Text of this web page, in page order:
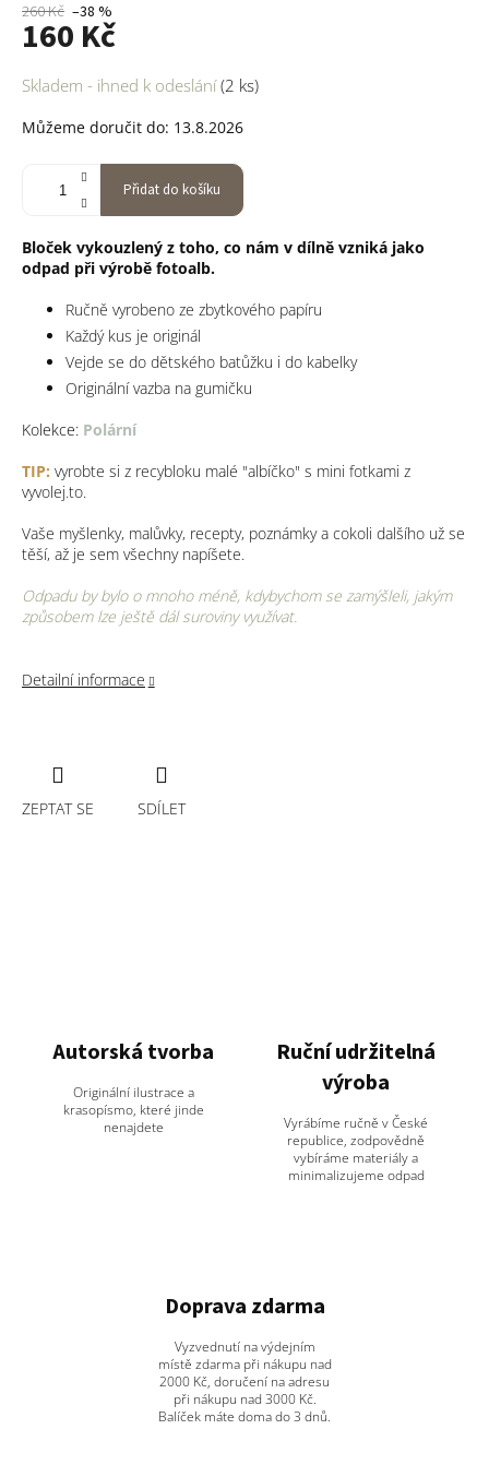
260 Kč –38 %
160 Kč
Měrná
cena:
Skladem - ihned k odeslání(2 ks)
Můžeme doručit do: 13.8.2026
Přidat do košíku
Bloček vykouzlený z toho, co nám v dílně vzniká jako
odpad při výrobě fotoalb.
Ručně vyrobeno ze zbytkového papíru
Každý kus je originál
Vejde se do dětského batůžku i do kabelky
Originální vazba na gumičku
Kolekce: Polární
TIP: vyrobte si z recybloku malé "albíčko" s mini fotkami z
vyvolej.to.
Vaše myšlenky, malůvky, recepty, poznámky a cokoli dalšího už se
těší, až je sem všechny napíšete.
Odpadu by bylo o mnoho méně, kdybychom se zamýšleli, jakým
způsobem lze ještě dál suroviny využívat.
Detailní informace
ZEPTAT SE SDÍLET
Autorská tvorba
Originální ilustrace a
krasopísmo, které jinde
nenajdete
Ruční udržitelná
výroba
Vyrábíme ručně v České
republice, zodpovědně
vybíráme materiály a
minimalizujeme odpad
Doprava zdarma
Vyzvednutí na výdejním
místě zdarma při nákupu nad
2000 Kč, doručení na adresu
při nákupu nad 3000 Kč.
Balíček máte doma do 3 dnů.